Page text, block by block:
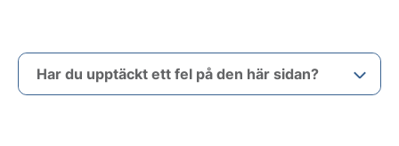
Har du upptäckt ett fel på den här sidan?